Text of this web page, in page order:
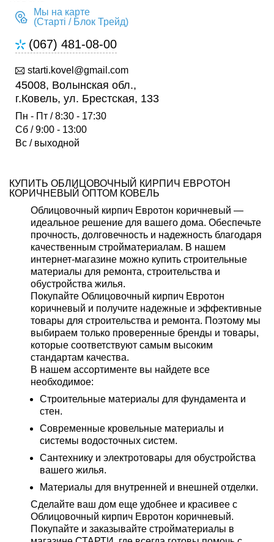
Мы на карте
(Старті / Блок Трейд)
(067) 481-08-00
starti.kovel@gmail.com
45008, Волынская обл.,
г.Ковель, ул. Брестская, 133
Пн - Пт / 8:30 - 17:30
Сб / 9:00 - 13:00
Вс / выходной
КУПИТЬ ОБЛИЦОВОЧНЫЙ КИРПИЧ ЕВРОТОН
КОРИЧНЕВЫЙ ОПТОМ КОВЕЛЬ
Облицовочный кирпич Евротон коричневый —
идеальное решение для вашего дома. Обеспечьте
прочность, долговечность и надежность благодаря
качественным стройматериалам. В нашем
интернет-магазине можно купить строительные
материалы для ремонта, строительства и
обустройства жилья.
Покупайте Облицовочный кирпич Евротон
коричневый и получите надежные и эффективные
товары для строительства и ремонта. Поэтому мы
выбираем только проверенные бренды и товары,
которые соответствуют самым высоким
стандартам качества.
В нашем ассортименте вы найдете все
необходимое:
Строительные материалы для фундамента и
стен.
Современные кровельные материалы и
системы водосточных систем.
Сантехнику и электротовары для обустройства
вашего жилья.
Материалы для внутренней и внешней отделки.
Сделайте ваш дом еще удобнее и красивее с
Облицовочный кирпич Евротон коричневый.
Покупайте и заказывайте стройматериалы в